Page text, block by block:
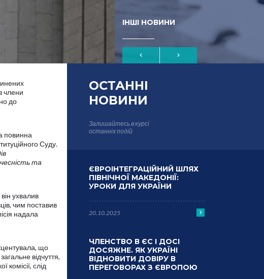
ІНШІ НОВИНИ
члени
до
повинна
Суду.
та
ухвалив
чим поставив
надала
що
відчуття,
слід
ОСТАННІ
НОВИНИ
Залишайтесь в курсі
останніх подій
ЄВРОІНТЕГРАЦІЙНИЙ ШЛЯХ
ПІВНІЧНОЇ МАКЕДОНІЇ:
УРОКИ ДЛЯ УКРАЇНИ
20.10.2025
ЧЛЕНСТВО В ЄС І ДОСІ
ДОСЯЖНЕ. ЯК УКРАЇНІ
ВІДНОВИТИ ДОВІРУ В
ПЕРЕГОВОРАХ З ЄВРОПОЮ